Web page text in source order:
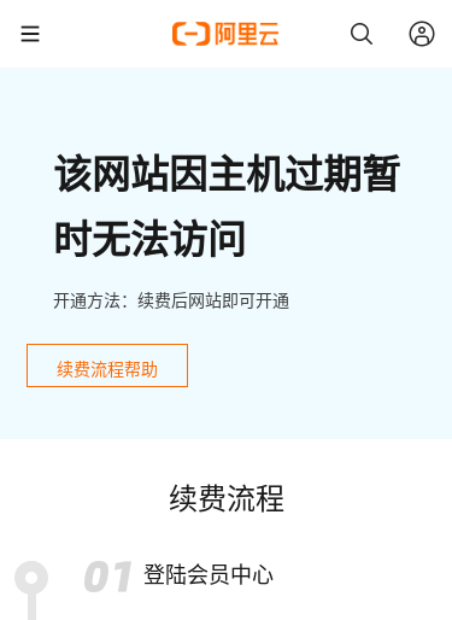
该网站因主机过期暂
时无法访问
开通方法：续费后网站即可开通
续费流程帮助
续费流程
登陆会员中心